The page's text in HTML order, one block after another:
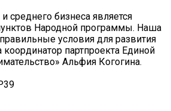
среднего бизнеса является
Народной программы. Наша
условия для развития
координатор партпроекта Единой
Альфия Когогина.